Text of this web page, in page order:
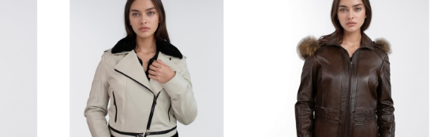
FAVORILERE EKLE FAVORILERE EKLE